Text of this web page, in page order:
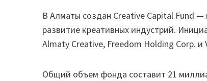
В Алматы создан Creative Capital Fund
развитие креативных индустрий.
Almaty Creative, Freedom Holding Corp.
Общий объем фонда составит 21